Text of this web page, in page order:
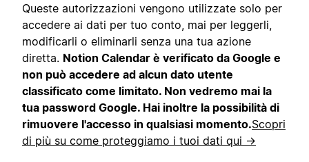
Queste autorizzazioni vengono utilizzate solo per
accedere ai dati per tuo conto, mai per leggerli,
modificarli o eliminarli senza una tua azione
diretta. Notion Calendar è verificato da Google e
non può accedere ad alcun dato utente
classificato come limitato. Non vedremo mai la
tua password Google. Hai inoltre la possibilità di
rimuovere l'accesso in qualsiasi momento.Scopri
di più su come proteggiamo i tuoi dati qui →